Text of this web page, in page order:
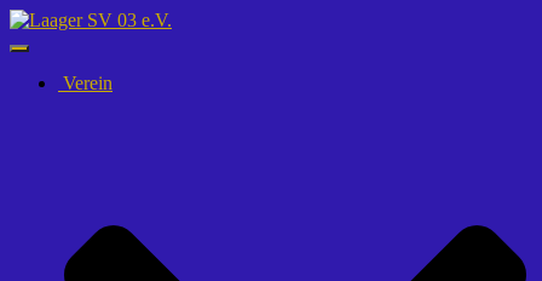
Navigation
umschalten
Verein